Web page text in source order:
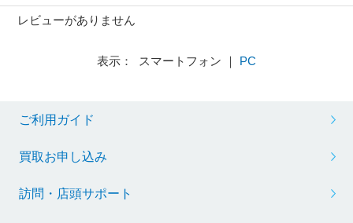
レビューがありません
表示： スマートフォン ｜ PC
ご利用ガイド
買取お申し込み
訪問・店頭サポート